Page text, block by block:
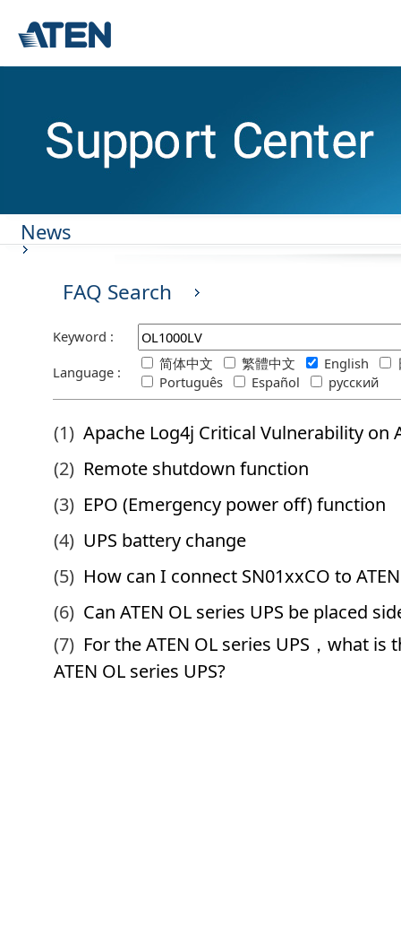
News
FAQ Search
Keyword :
Language :
简体中文 繁體中文 English
Português
Español русский